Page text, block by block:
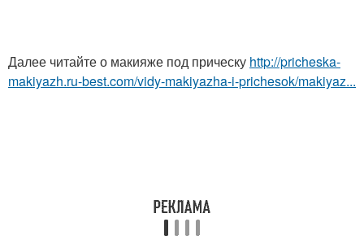
Далее читайте о макияже под прическу http://pricheska-
makiyazh.ru-best.com/vidy-makiyazha-i-prichesok/makiyaz...